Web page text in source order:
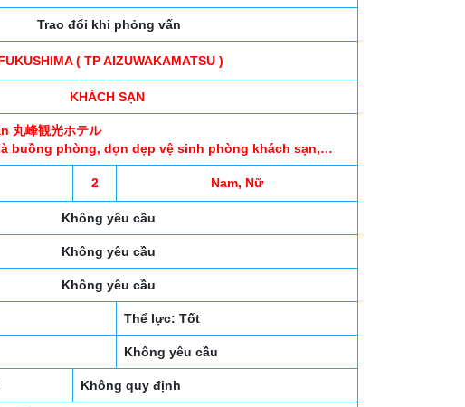
Trao đổi khi phỏng vấn
( TP AIZUWAKAMATSU )
KHÁCH SẠN
丸峰観光ホテル
buồng phòng, dọn dẹp vệ sinh phòng khách sạn,…
2 Nam, Nữ
Không yêu cầu
Không yêu cầu
Không yêu cầu
Thể lực: Tốt
Không yêu cầu
Không quy định